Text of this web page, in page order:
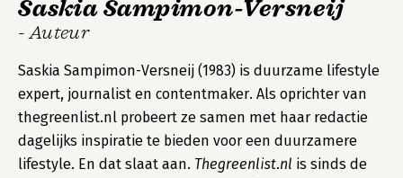
Saskia Sampimon-Versneij
- Auteur
Saskia Sampimon-Versneij (1983) is duurzame lifestyle
expert, journalist en contentmaker. Als oprichter van
thegreenlist.nl probeert ze samen met haar redactie
dagelijks inspiratie te bieden voor een duurzamere
lifestyle. En dat slaat aan. Thegreenlist.nl is sinds de